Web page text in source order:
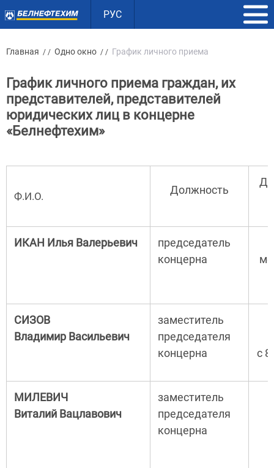
РУС
Главная / / Одно окно / / График личного приема
График личного приема граждан, их
представителей, представителей
юридических лиц в концерне
«Белнефтехим»
Ф.И.О. Должность
ИКАН Илья Валерьевич
председатель
концерна
СИЗОВ
Владимир Васильевич
заместитель
председателя
концерна
с
МИЛЕВИЧ
Виталий Вацлавович
заместитель
председателя
концерна